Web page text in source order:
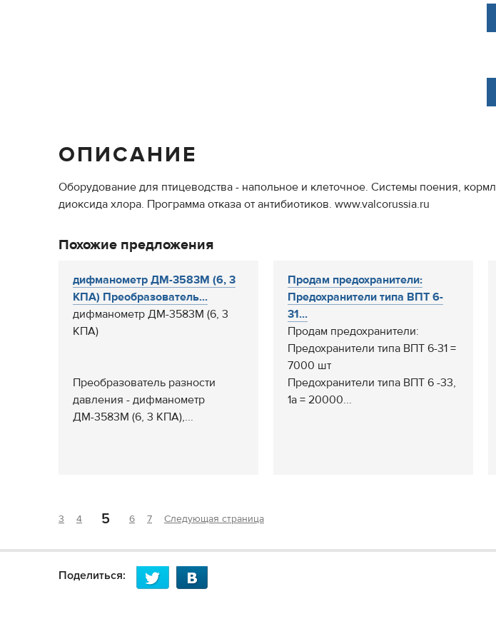
ОПИСАНИЕ
Оборудование для птицеводства - напольное и клеточное. Системы поения,
диоксида хлора. Программа отказа от антибиотиков. www.valcorussia.ru
Похожие предложения
дифманометр ДМ-3583М (6, 3
КПА) Преобразователь...
дифманометр ДМ-3583М (6, 3
КПА)
Преобразователь разности
давления - дифманометр
ДМ-3583М (6, 3 КПА),...
Продам предохранители:
Предохранители типа ВПТ 6-
31...
Продам предохранители:
Предохранители типа ВПТ 6-31 =
7000 шт
Предохранители типа ВПТ 6 -33,
1а = 20000...
3 4 5 6 7 Следующая страница
Поделиться: